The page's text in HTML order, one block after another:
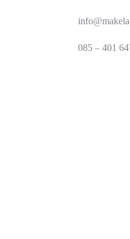
085 – 401